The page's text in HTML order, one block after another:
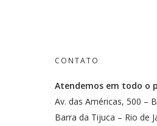
CONTATO
Atendemos em todo o
Av. das Américas, 500 –
Barra da Tijuca – Rio de